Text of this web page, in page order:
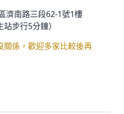
濟南路三段62-1號1樓
站步行5分鐘）
關係，歡迎多家比較後再